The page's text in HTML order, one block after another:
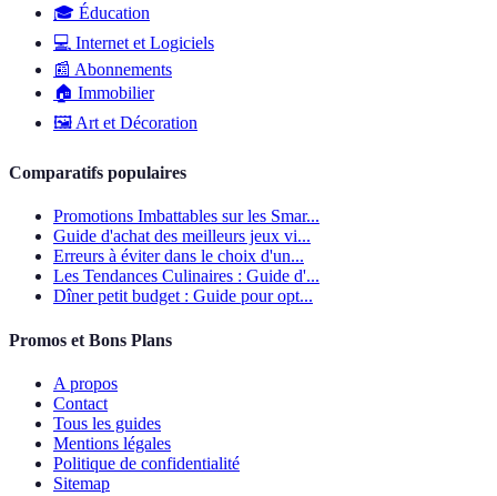
🎓 Éducation
💻 Internet et Logiciels
📰 Abonnements
🏠 Immobilier
🖼️ Art et Décoration
Comparatifs populaires
Promotions Imbattables sur les Smar...
Guide d'achat des meilleurs jeux vi...
Erreurs à éviter dans le choix d'un...
Les Tendances Culinaires : Guide d'...
Dîner petit budget : Guide pour opt...
Promos et Bons Plans
A propos
Contact
Tous les guides
Mentions légales
Politique de confidentialité
Sitemap